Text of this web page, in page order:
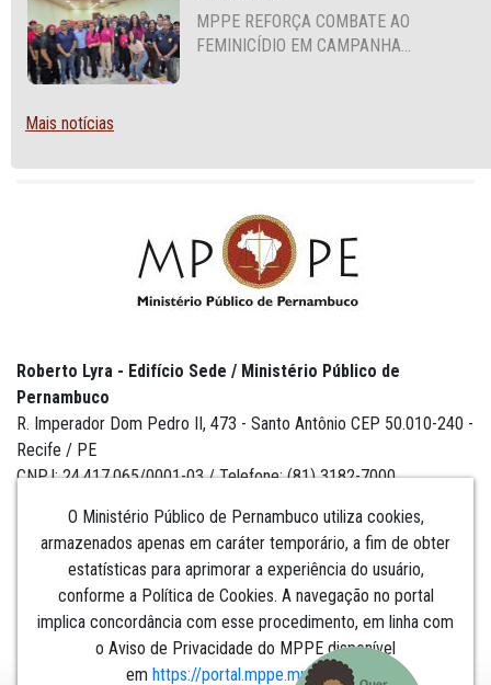
MPPE REFORÇA COMBATE AO
FEMINICÍDIO EM CAMPANHA
Mais notícias
O Ministério Público de Pernambuco utiliza cookies,
armazenados apenas em caráter temporário, a fim de obter
estatísticas para aprimorar a experiência do usuário,
conforme a Política de Cookies. A navegação no portal
implica concordância com esse procedimento, em linha com
o Aviso de Privacidade do MPPE disponível
em https://portal.mppe.mp.br/lgpd.​​​​​​​
Roberto Lyra - Edifício Sede / Ministério Público de
Pernambuco
R. Imperador Dom Pedro II, 473 - Santo Antônio CEP 50.010-240 -
Recife / PE
CNPJ: 24.417.065/0001-03 / Telefone: (81) 3182-7000
Institucional
Comunicação